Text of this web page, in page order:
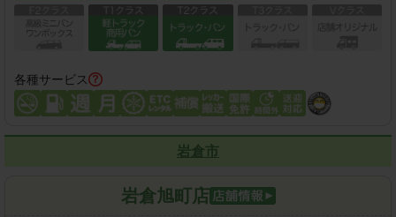
各種サービス
岩倉市
岩倉旭町店